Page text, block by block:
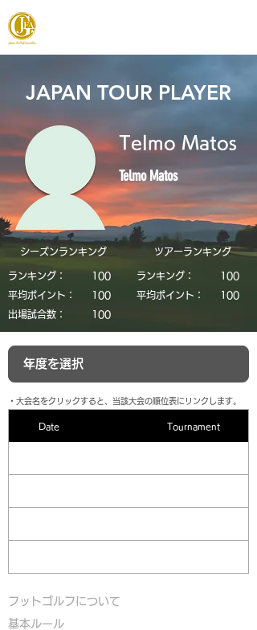
JAPAN TOUR PLAYER
Telmo Matos
Telmo Matos
シーズンランキング
ランキング：
​100
平均ポイント：
​100
​出場試合数：
​100
​ツアーランキング
ランキング：
​100
平均ポイント：
​100
​・大会名をクリックすると、当該大会の順位表にリンクします。
Date Tournament
フットゴルフについて
基本ルール